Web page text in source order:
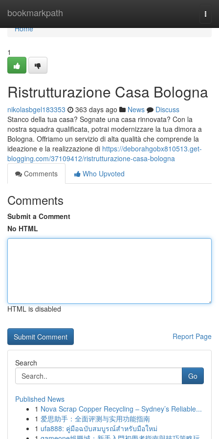
bookmarkpath
Home
Home
1
Ristrutturazione Casa Bologna
nikolasbgel183353 363 days ago News
Discuss
Stanco della tua casa? Sognate una casa rinnovata? Con la
nostra squadra qualificata, potrai modernizzare la tua dimora a
Bologna. Offriamo un servizio di alta qualità che comprende la
ideazione e la realizzazione di https://deborahgobx810513.get-
blogging.com/37109412/ristrutturazione-casa-bologna
Comments
Who Upvoted
Comments
Submit a Comment
No HTML
HTML is disabled
Report Page
Search
Go
Published News
1 Nova Scrap Copper Recycling – Sydney’s Reliable...
1 爱思助手：全面评测与实用功能指南
1 ufa888: คู่มือฉบับสมบูรณ์สำหรับมือใหม่